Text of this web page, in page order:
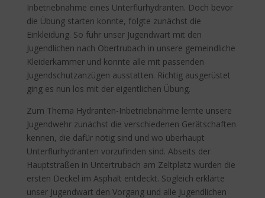
Inbetriebnahme eines Unterflurhydranten. Doch bevor
die Übung starten konnte, folgte zunächst die
Einkleidung. So fuhr unser Jugendwart mit den
Jugendlichen nach Obertrubach in unsere gemeindliche
Kleiderkammer und konnte alle mit passenden
Jugendschutzanzügen ausstatten. Richtig ausgerüstet
ging es nun los mit der eigentlichen Übung.
Zum Thema Hydranten-Inbetriebnahme lernte unsere
Jugendwehr zunächst die verschiedenen Gerätschaften
kennen, die dafür nötig sind und wo überhaupt
Unterflurhydranten vorzufinden sind. Abseits der
Hauptstraßen in Untertrubach am Zeltplatz wurden die
ersten Deckel im Asphalt entdeckt. Sogleich erklärte
unser Jugendwart den Vorgang und alle Jugendlichen